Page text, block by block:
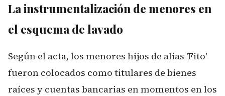
La instrumentalización de menores en
el esquema de lavado
Según el acta, los menores hijos de alias 'Fito'
fueron colocados como titulares de bienes
raíces y cuentas bancarias en momentos en los